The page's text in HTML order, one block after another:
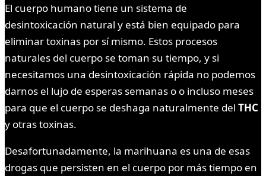
El cuerpo humano tiene un sistema de
desintoxicación natural y está bien equipado para
eliminar toxinas por sí mismo. Estos procesos
naturales del cuerpo se toman su tiempo, y si
necesitamos una desintoxicación rápida no podemos
darnos el lujo de esperas semanas o o incluso meses
para que el cuerpo se deshaga naturalmente del THC
y otras toxinas.
Desafortunadamente, la marihuana es una de esas
drogas que persisten en el cuerpo por más tiempo en